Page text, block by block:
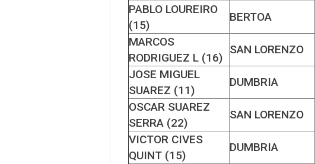
PABLO LOUREIRO
(15)
BERTOA
MARCOS
RODRIGUEZ L (16)
SAN LORENZO
JOSE MIGUEL
SUAREZ (11)
DUMBRIA
OSCAR SUAREZ
SERRA (22)
SAN LORENZO
VICTOR CIVES
QUINT (15)
DUMBRIA